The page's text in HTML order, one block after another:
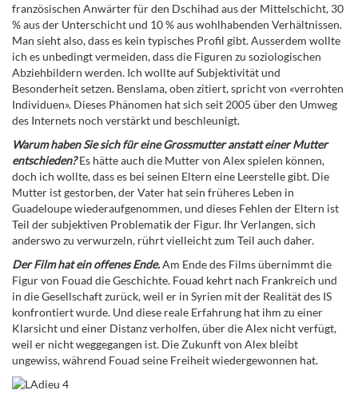
französischen Anwärter für den Dschihad aus der Mittelschicht, 30
% aus der Unterschicht und 10 % aus wohlhabenden Verhältnissen.
Man sieht also, dass es kein typisches Profil gibt. Ausserdem wollte
ich es unbedingt vermeiden, dass die Figuren zu soziologischen
Abziehbildern werden. Ich wollte auf Subjektivität und
Besonderheit setzen. Benslama, oben zitiert, spricht von «verrohten
Individuen». Dieses Phänomen hat sich seit 2005 über den Umweg
des Internets noch verstärkt und beschleunigt.
Warum haben Sie sich für eine Grossmutter anstatt einer Mutter
entschieden? Es hätte auch die Mutter von Alex spielen können,
doch ich wollte, dass es bei seinen Eltern eine Leerstelle gibt. Die
Mutter ist gestorben, der Vater hat sein früheres Leben in
Guadeloupe wiederaufgenommen, und dieses Fehlen der Eltern ist
Teil der subjektiven Problematik der Figur. Ihr Verlangen, sich
anderswo zu verwurzeln, rührt vielleicht zum Teil auch daher.
Der Film hat ein offenes Ende.Am Ende des Films übernimmt die
Figur von Fouad die Geschichte. Fouad kehrt nach Frankreich und
in die Gesellschaft zurück, weil er in Syrien mit der Realität des IS
konfrontiert wurde. Und diese reale Erfahrung hat ihm zu einer
Klarsicht und einer Distanz verholfen, über die Alex nicht verfügt,
weil er nicht weggegangen ist. Die Zukunft von Alex bleibt
ungewiss, während Fouad seine Freiheit wiedergewonnen hat.